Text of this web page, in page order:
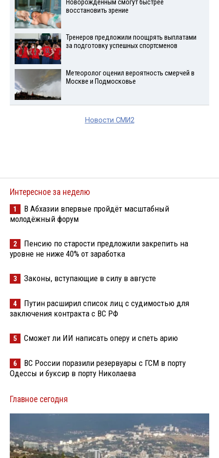
Новорожденным смогут быстрее
восстановить зрение
Тренеров предложили поощрять выплатами
за подготовку успешных спортсменов
Метеоролог оценил вероятность смерчей в
Москве и Подмосковье
Новости СМИ2
Интересное за неделю
1
В Абхазии впервые пройдёт масштабный
молодёжный форум
2
Пенсию по старости предложили закрепить на
уровне не ниже 40% от заработка
3 Законы, вступающие в силу в августе
4
Путин расширил список лиц с судимостью для
заключения контракта с ВС РФ
5 Сможет ли ИИ написать оперу и спеть арию
6
ВС России поразили резервуары с ГСМ в порту
Одессы и буксир в порту Николаева
Главное сегодня